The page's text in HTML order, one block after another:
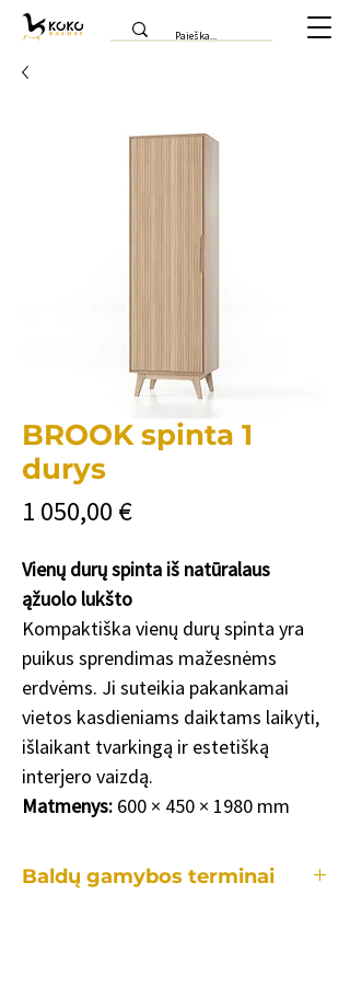
BROOK spinta 1
durys
1 050,00 €Price
Vienų durų spinta iš natūralaus
ąžuolo lukšto
Kompaktiška vienų durų spinta yra
puikus sprendimas mažesnėms
erdvėms. Ji suteikia pakankamai
vietos kasdieniams daiktams laikyti,
išlaikant tvarkingą ir estetišką
interjero vaizdą.
Matmenys: 600 × 450 × 1980 mm
Baldų gamybos terminai